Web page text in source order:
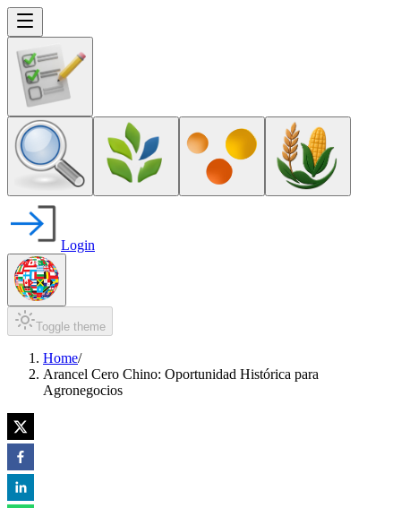
Login
Toggle theme
Home/
Arancel Cero Chino: Oportunidad Histórica para
Agronegocios